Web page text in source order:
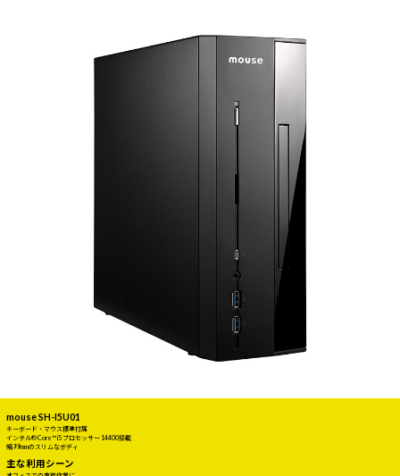
mouse SH-I5U01
キーボード・マウス標準付属
インテル® Core™ i5 プロセッサー 14400搭載
幅99mmのスリムなボディ
主な利用シーン